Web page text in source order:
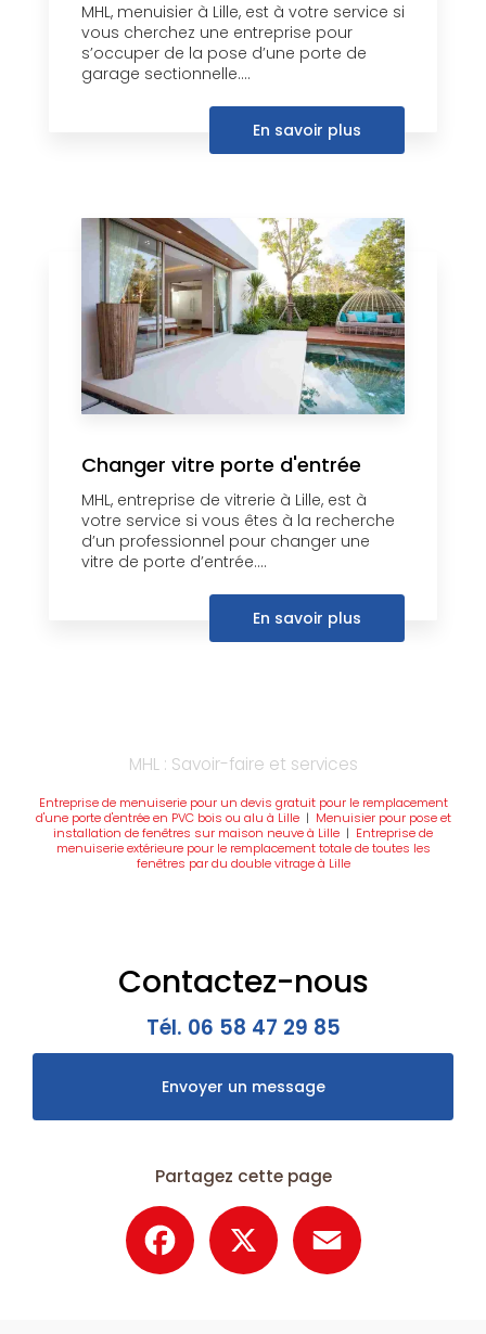
MHL, menuisier à Lille, est à votre service si
vous cherchez une entreprise pour
s’occuper de la pose d’une porte de
garage sectionnelle....
En savoir plus
Changer vitre porte d'entrée
MHL, entreprise de vitrerie à Lille, est à
votre service si vous êtes à la recherche
d’un professionnel pour changer une
vitre de porte d’entrée....
En savoir plus
MHL : Savoir-faire et services
Entreprise de menuiserie pour un devis gratuit pour le remplacement
d'une porte d'entrée en PVC bois ou alu à Lille| Menuisier pour pose et
installation de fenêtres sur maison neuve à Lille | Entreprise de
menuiserie extérieure pour le remplacement totale de toutes les
fenêtres par du double vitrage à Lille
Contactez-nous
Tél. 06 58 47 29 85
Envoyer un message
Partagez cette page
Facebook